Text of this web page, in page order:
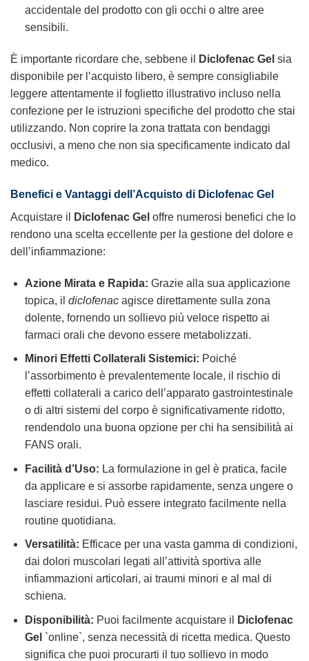
accidentale del prodotto con gli occhi o altre aree
sensibili.
È importante ricordare che, sebbene il Diclofenac Gel sia
disponibile per l’acquisto libero, è sempre consigliabile
leggere attentamente il foglietto illustrativo incluso nella
confezione per le istruzioni specifiche del prodotto che stai
utilizzando. Non coprire la zona trattata con bendaggi
occlusivi, a meno che non sia specificamente indicato dal
medico.
Benefici e Vantaggi dell’Acquisto di Diclofenac Gel
Acquistare il
Diclofenac Gel offre numerosi benefici che lo
rendono una scelta eccellente per la gestione del dolore e
dell’infiammazione:
Azione Mirata e Rapida: Grazie alla sua applicazione
topica, il diclofenacagisce direttamente sulla zona
dolente, fornendo un sollievo più veloce rispetto ai
farmaci orali che devono essere metabolizzati.
Minori Effetti Collaterali Sistemici: Poiché
l’assorbimento è prevalentemente locale, il rischio di
effetti collaterali a carico dell’apparato gastrointestinale
o di altri sistemi del corpo è significativamente ridotto,
rendendolo una buona opzione per chi ha sensibilità ai
FANS orali.
Facilità d’Uso: La formulazione in gel è pratica, facile
da applicare e si assorbe rapidamente, senza ungere o
lasciare residui. Può essere integrato facilmente nella
routine quotidiana.
Versatilità: Efficace per una vasta gamma di condizioni,
dai dolori muscolari legati all’attività sportiva alle
infiammazioni articolari, ai traumi minori e al mal di
schiena.
Disponibilità: Puoi facilmente acquistare il
Diclofenac
Gel `online`, senza necessità di ricetta medica. Questo
significa che puoi procurarti il tuo sollievo in modo